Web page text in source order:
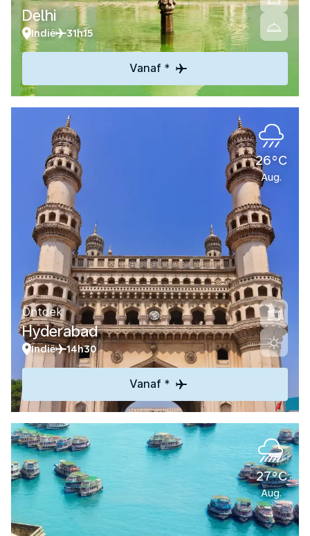
Delhi
Indië 31h15
Vanaf *
26°C
Aug.
Ontdek
Hyderabad
Indië 14h30
Vanaf *
27°C
Aug.